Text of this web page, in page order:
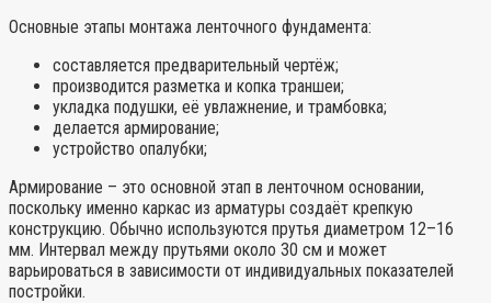
Основные этапы монтажа ленточного фундамента:
составляется предварительный чертёж;
производится разметка и копка траншеи;
укладка подушки, её увлажнение, и трамбовка;
делается армирование;
устройство опалубки;
Армирование – это основной этап в ленточном основании,
поскольку именно каркас из арматуры создаёт крепкую
конструкцию. Обычно используются прутья диаметром 12–16
мм. Интервал между прутьями около 30 см и может
варьироваться в зависимости от индивидуальных показателей
постройки.